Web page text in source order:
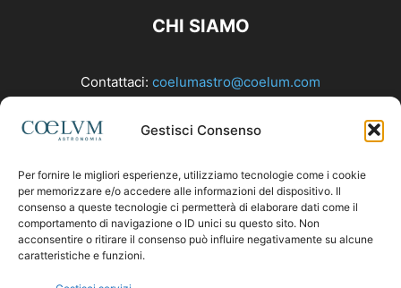
Gestisci Consenso
Per fornire le migliori esperienze, utilizziamo tecnologie come i cookie
per memorizzare e/o accedere alle informazioni del dispositivo. Il
consenso a queste tecnologie ci permetterà di elaborare dati come il
comportamento di navigazione o ID unici su questo sito. Non
acconsentire o ritirare il consenso può influire negativamente su alcune
caratteristiche e funzioni.
CHI SIAMO
Contattaci: coelumastro@coelum.com
SEGUICI